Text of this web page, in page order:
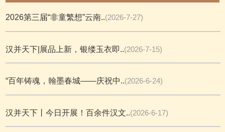
2026第三届“非童繁想”云南..(2026-7-27)
汉并天下|展品上新，银缕玉衣即..(2026-7-15)
“百年铸魂，翰墨春城——庆祝中..(2026-6-24)
汉并天下丨今日开展！百余件汉文..(2026-6-17)